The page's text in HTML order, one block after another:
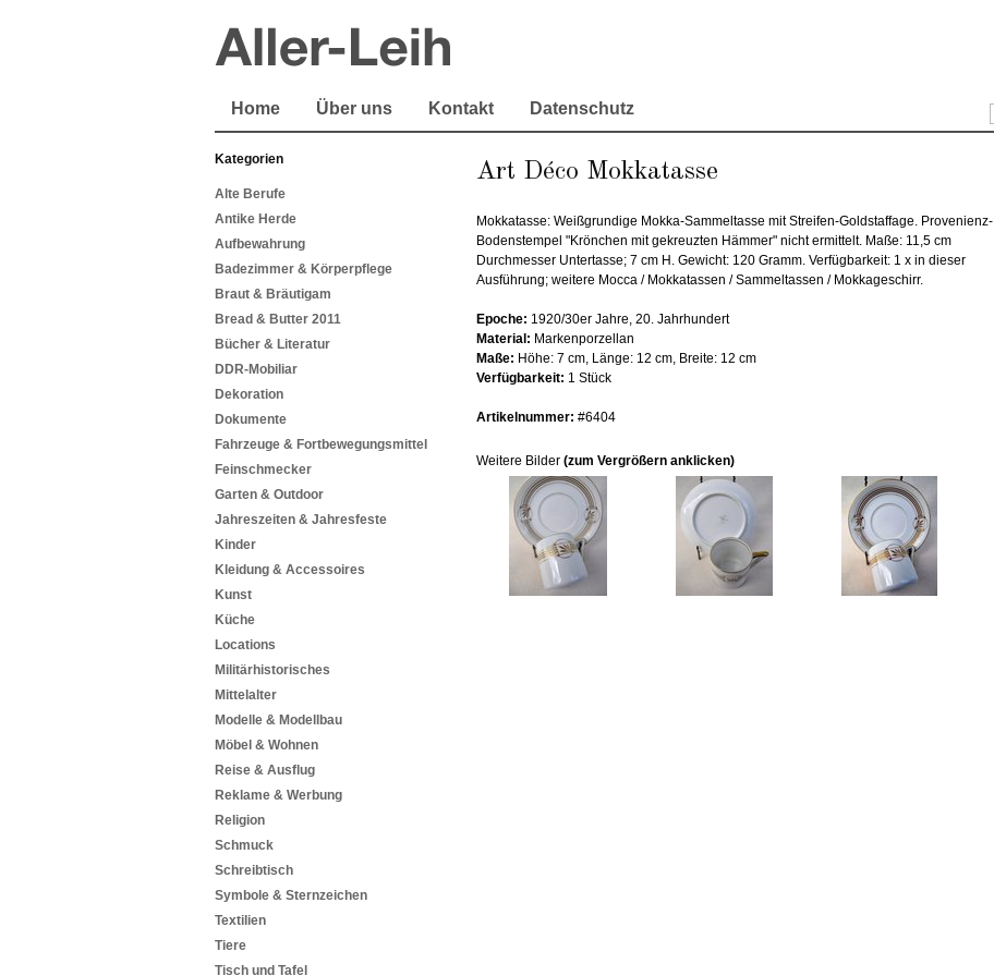
Home Über uns Kontakt Datenschutz
Kategorien
Alte Berufe
Antike Herde
Aufbewahrung
Badezimmer & Körperpflege
Braut & Bräutigam
Bread & Butter 2011
Bücher & Literatur
DDR-Mobiliar
Dekoration
Dokumente
Fahrzeuge & Fortbewegungsmittel
Feinschmecker
Garten & Outdoor
Jahreszeiten & Jahresfeste
Kinder
Kleidung & Accessoires
Kunst
Küche
Locations
Militärhistorisches
Mittelalter
Modelle & Modellbau
Möbel & Wohnen
Reise & Ausflug
Reklame & Werbung
Religion
Schmuck
Schreibtisch
Symbole & Sternzeichen
Textilien
Tiere
Tisch und Tafel
Art Déco Mokkatasse
Mokkatasse: Weißgrundige Mokka-Sammeltasse mit Streifen-Goldstaffage. Provenienz-
Bodenstempel "Krönchen mit gekreuzten Hämmer" nicht ermittelt. Maße: 11,5 cm
Durchmesser Untertasse; 7 cm H. Gewicht: 120 Gramm. Verfügbarkeit: 1 x in dieser
Ausführung; weitere Mocca / Mokkatassen / Sammeltassen / Mokkageschirr.
Epoche: 1920/30er Jahre, 20. Jahrhundert
Material: Markenporzellan
Maße: Höhe: 7 cm, Länge: 12 cm, Breite: 12 cm
Verfügbarkeit: 1 Stück
Artikelnummer: #6404
Weitere Bilder (zum Vergrößern anklicken)